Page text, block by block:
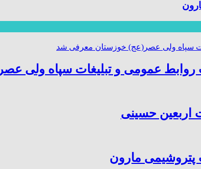
روابط عمومی و تبلیغات سپاه ولی
اربعین حسینی
مارون